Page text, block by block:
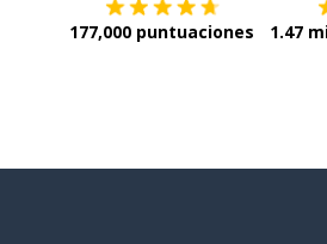
177,000 puntuaciones 1.47